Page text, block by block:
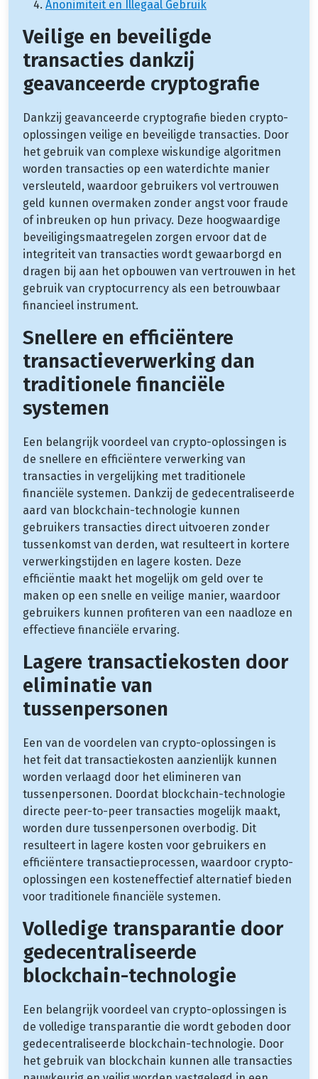
Anonimiteit en Illegaal Gebruik
Veilige en beveiligde
transacties dankzij
geavanceerde cryptografie
Dankzij geavanceerde cryptografie bieden crypto-
oplossingen veilige en beveiligde transacties. Door
het gebruik van complexe wiskundige algoritmen
worden transacties op een waterdichte manier
versleuteld, waardoor gebruikers vol vertrouwen
geld kunnen overmaken zonder angst voor fraude
of inbreuken op hun privacy. Deze hoogwaardige
beveiligingsmaatregelen zorgen ervoor dat de
integriteit van transacties wordt gewaarborgd en
dragen bij aan het opbouwen van vertrouwen in het
gebruik van cryptocurrency als een betrouwbaar
financieel instrument.
Snellere en efficiëntere
transactieverwerking dan
traditionele financiële
systemen
Een belangrijk voordeel van crypto-oplossingen is
de snellere en efficiëntere verwerking van
transacties in vergelijking met traditionele
financiële systemen. Dankzij de gedecentraliseerde
aard van blockchain-technologie kunnen
gebruikers transacties direct uitvoeren zonder
tussenkomst van derden, wat resulteert in kortere
verwerkingstijden en lagere kosten. Deze
efficiëntie maakt het mogelijk om geld over te
maken op een snelle en veilige manier, waardoor
gebruikers kunnen profiteren van een naadloze en
effectieve financiële ervaring.
Lagere transactiekosten door
eliminatie van
tussenpersonen
Een van de voordelen van crypto-oplossingen is
het feit dat transactiekosten aanzienlijk kunnen
worden verlaagd door het elimineren van
tussenpersonen. Doordat blockchain-technologie
directe peer-to-peer transacties mogelijk maakt,
worden dure tussenpersonen overbodig. Dit
resulteert in lagere kosten voor gebruikers en
efficiëntere transactieprocessen, waardoor crypto-
oplossingen een kosteneffectief alternatief bieden
voor traditionele financiële systemen.
Volledige transparantie door
gedecentraliseerde
blockchain-technologie
Een belangrijk voordeel van crypto-oplossingen is
de volledige transparantie die wordt geboden door
gedecentraliseerde blockchain-technologie. Door
het gebruik van blockchain kunnen alle transacties